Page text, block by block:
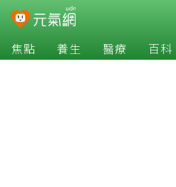
焦點 養生 醫療 百科